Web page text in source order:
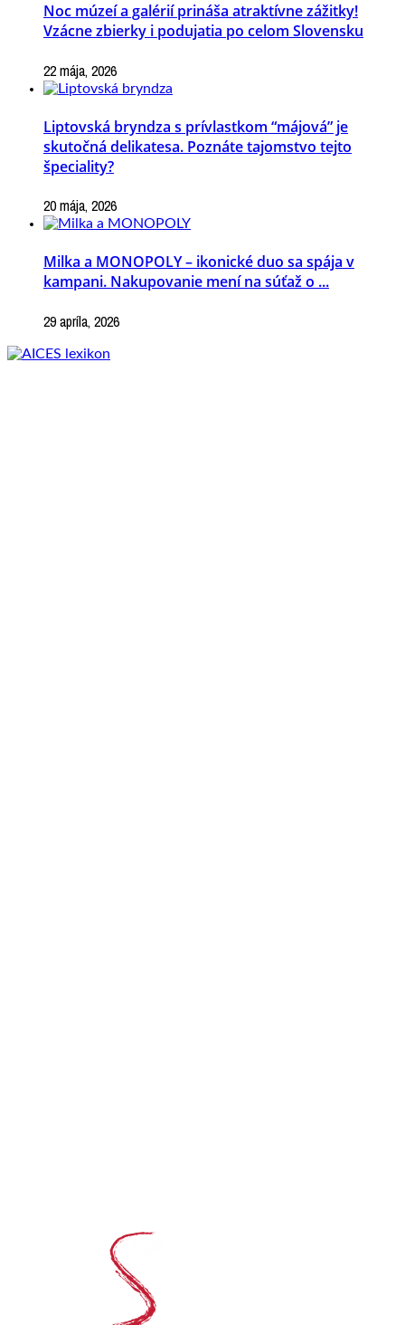
Noc múzeí a galérií prináša atraktívne zážitky!
Vzácne zbierky i podujatia po celom Slovensku
22 mája, 2026
Liptovská bryndza s prívlastkom “májová” je
skutočná delikatesa. Poznáte tajomstvo tejto
špeciality?
20 mája, 2026
Milka a MONOPOLY – ikonické duo sa spája v
kampani. Nakupovanie mení na súťaž o ...
29 apríla, 2026